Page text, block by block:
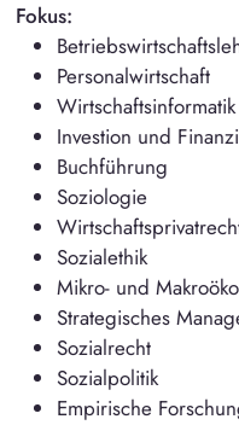
Fokus:
Personalwirtschaft
Wirtschaftsinformatik
Investion und
Buchführung
Soziologie
Sozialethik
Mikro- und
Strategisches
Sozialrecht
Sozialpolitik
Empirische